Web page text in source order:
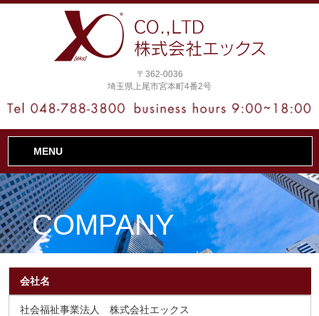
〒362-0036
埼玉県上尾市宮本町4番2号
MENU
COMPANY
会社名
社会福祉事業法人 株式会社エックス